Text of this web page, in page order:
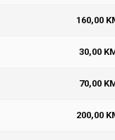
160,00
30,00
70,00
200,00